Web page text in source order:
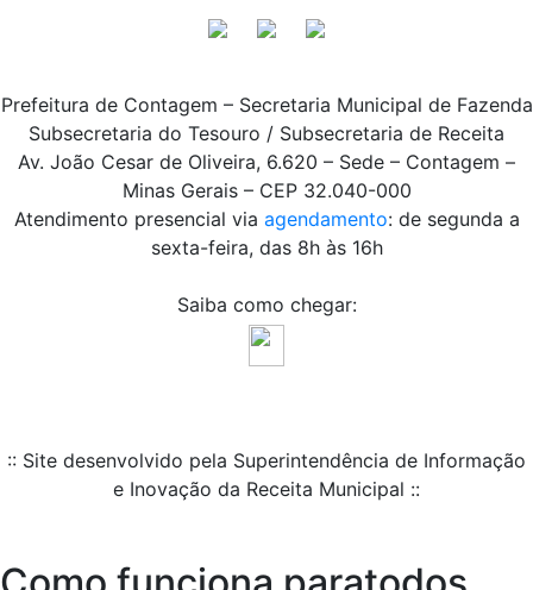
Prefeitura de Contagem – Secretaria Municipal de Fazenda
Subsecretaria do Tesouro / Subsecretaria de Receita
Av. João Cesar de Oliveira, 6.620 – Sede – Contagem –
Minas Gerais – CEP 32.040-000
Atendimento presencial via agendamento: de segunda a
sexta-feira, das 8h às 16h
Saiba como chegar:
:: Site desenvolvido pela Superintendência de Informação
e Inovação da Receita Municipal ::